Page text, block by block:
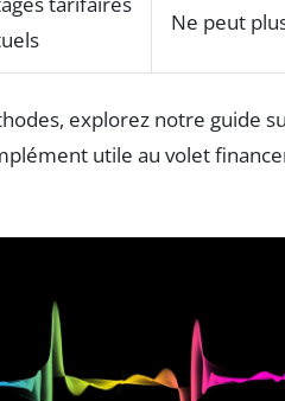
Ne peut
explorez notre guide
utile au volet